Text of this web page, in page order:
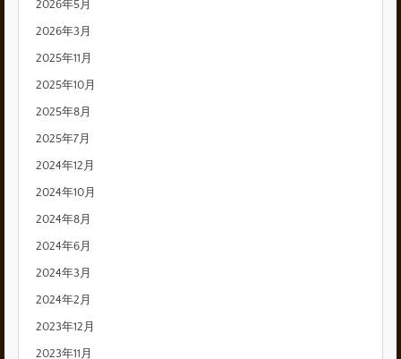
2026年5月
2026年3月
2025年11月
2025年10月
2025年8月
2025年7月
2024年12月
2024年10月
2024年8月
2024年6月
2024年3月
2024年2月
2023年12月
2023年11月